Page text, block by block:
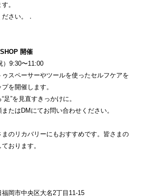
。
さい。．
開催
）9:30〜11:00
スペーサーやツールを使ったセルフケアを
を開催します。
”を見直すきっかけに。
たはDMにてお問い合わせください。
のリカバリーにもおすすめです。皆さまの
おります。
岡市中央区大名2丁目11-15